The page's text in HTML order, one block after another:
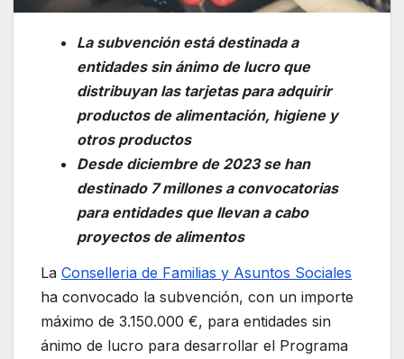
La subvención está destinada a
entidades sin ánimo de lucro que
distribuyan las tarjetas para adquirir
productos de alimentación, higiene y
otros productos
Desde diciembre de 2023 se han
destinado 7 millones a convocatorias
para entidades que llevan a cabo
proyectos de alimentos
La Conselleria de Familias y Asuntos Sociales
ha convocado la subvención, con un importe
máximo de 3.150.000 €, para entidades sin
ánimo de lucro para desarrollar el Programa